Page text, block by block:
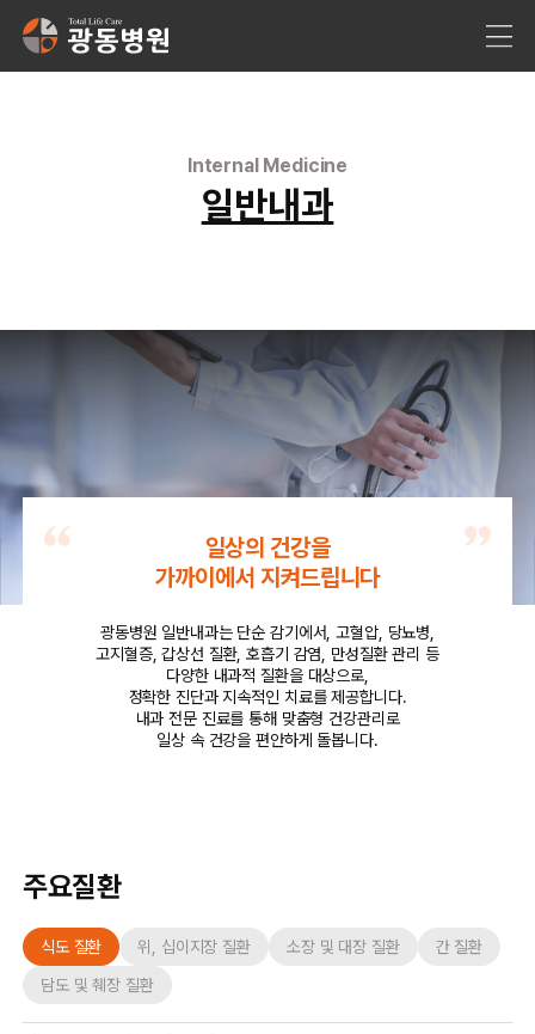
Internal Medicine
일반내과
일상의 건강을
가까이에서 지켜드립니다
광동병원 일반내과는 단순 감기에서, 고혈압, 당뇨병,
고지혈증, 갑상선 질환, 호흡기 감염,
만성질환 관리 등
다양한 내과적 질환을 대상으로,
정확한 진단과 지속적인 치료를 제공합니다.
내과 전문 진료를 통해 맞춤형 건강관리로
일상 속 건강을 편안하게 돌봅니다.
주요질환
식도 질환 위, 십이지장 질환 소장 및 대장 질환
간 질환
담도 및 췌장 질환